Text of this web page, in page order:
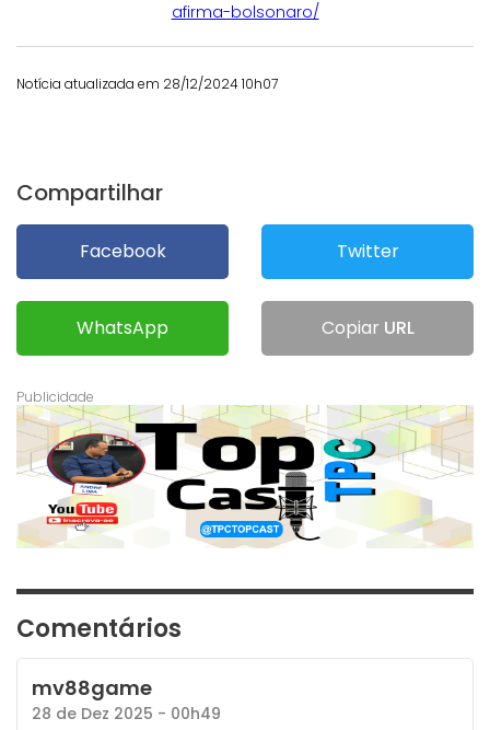
afirma-bolsonaro/
Notícia atualizada em 28/12/2024 10h07
Compartilhar
Facebook Twitter
WhatsApp Copiar URL
Comentários
mv88game
28 de Dez 2025 - 00h49